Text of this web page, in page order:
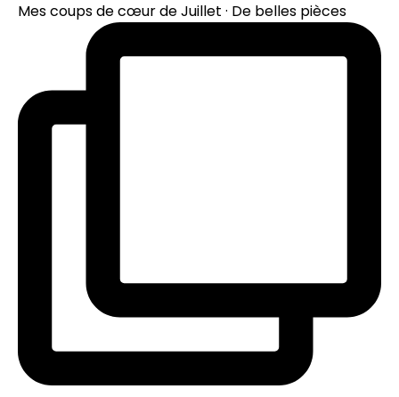
Mes coups de cœur de Juillet · De belles pièces